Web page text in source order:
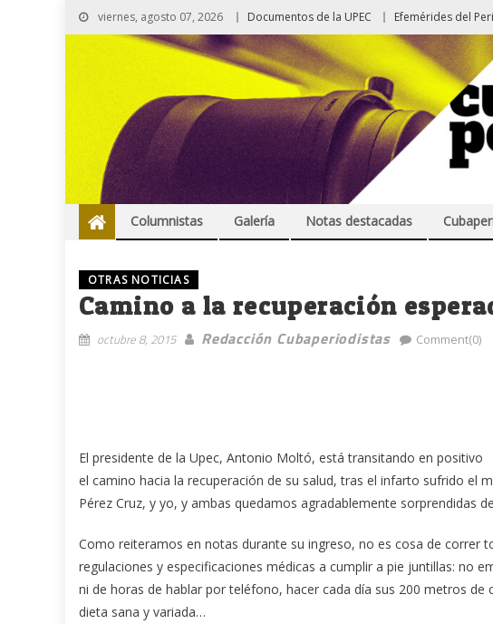
viernes, agosto 07, 2026 Documentos de la UPEC Efemérides del
Columnistas Galería Notas destacadas
OTRAS NOTICIAS
Camino a la recuperación
octubre 8, 2015 Redacción Cubaperiodistas Comment(0)
El presidente de la Upec, Antonio Moltó, está transitando en positivo
el camino hacia la recuperación de su salud, tras el infarto sufrido el
Pérez Cruz, y yo, y ambas quedamos agradablemente sorprendidas
Como reiteramos en notas durante su ingreso, no es cosa de correr
regulaciones y especificaciones médicas a cumplir a pie juntillas: no
ni de horas de hablar por teléfono, hacer cada día sus 200 metros
dieta sana y variada…